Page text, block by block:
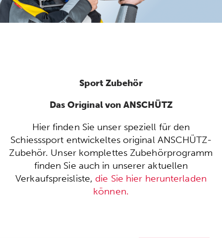
Sport Zubehör
Das Original von ANSCHÜTZ
Hier finden Sie unser speziell für den
Schiesssport entwickeltes original ANSCHÜTZ-
Zubehör. Unser komplettes Zubehörprogramm
finden Sie auch in unserer aktuellen
Verkaufspreisliste, die Sie hier herunterladen
können.